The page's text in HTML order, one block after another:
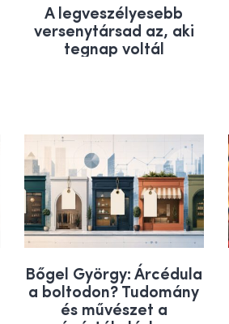
A legveszélyesebb
versenytársad az, aki
tegnap voltál
Bőgel György: Árcédula
a boltodon? Tudomány
és művészet a